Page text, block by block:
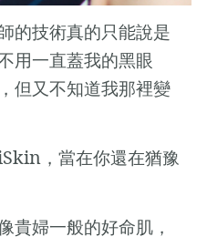
的技術真的只能說是
用一直蓋我的黑眼
但又不知道我那裡變
，當在你還在猶豫
貴婦一般的好命肌，